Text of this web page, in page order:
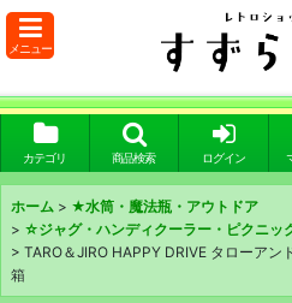
メニュー
カテゴリ 商品検索 ログイン
ホーム > ★水筒・魔法瓶・アウトドア
> ☆ジャグ・ハンディクーラー・ピクニッ
> TARO＆JIRO HAPPY DRIVE タローア
箱